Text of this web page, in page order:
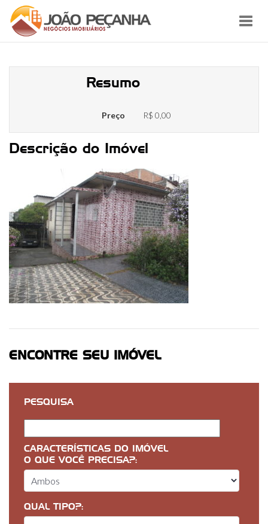
Resumo
Preço R$ 0,00
Descrição do Imóvel
ENCONTRE SEU IMÓVEL
PESQUISA
CARACTERÍSTICAS DO IMÓVEL
O QUE VOCÊ PRECISA?:
QUAL TIPO?: